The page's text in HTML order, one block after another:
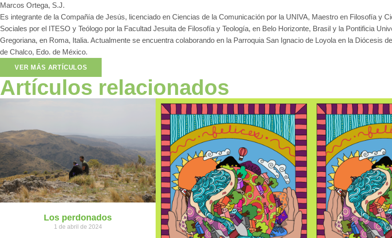
Marcos Ortega, S.J.
Es integrante de la Compañía de Jesús, licenciado en Ciencias de la Comunicación por la UNIVA, Maestro en Filosofía y
Sociales por el ITESO y Teólogo por la Facultad Jesuita de Filosofía y Teología, en Belo Horizonte, Brasil y la Pontificia
Gregoriana, en Roma, Italia. Actualmente se encuentra colaborando en la Parroquia San Ignacio de Loyola en la Diócesis
de Chalco, Edo. de México.
VER MÁS ARTÍCULOS
Artículos relacionados
Los perdonados
1 de abril de 2024